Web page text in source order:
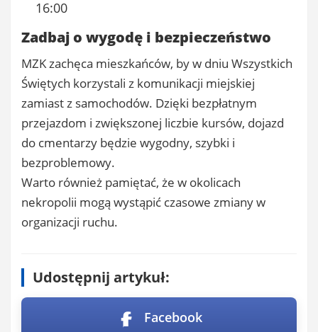
16:00
Zadbaj o wygodę i bezpieczeństwo
MZK zachęca mieszkańców, by w dniu Wszystkich
Świętych korzystali z komunikacji miejskiej
zamiast z samochodów. Dzięki bezpłatnym
przejazdom i zwiększonej liczbie kursów, dojazd
do cmentarzy będzie wygodny, szybki i
bezproblemowy.
Warto również pamiętać, że w okolicach
nekropolii mogą wystąpić czasowe zmiany w
organizacji ruchu.
Udostępnij artykuł:
Facebook